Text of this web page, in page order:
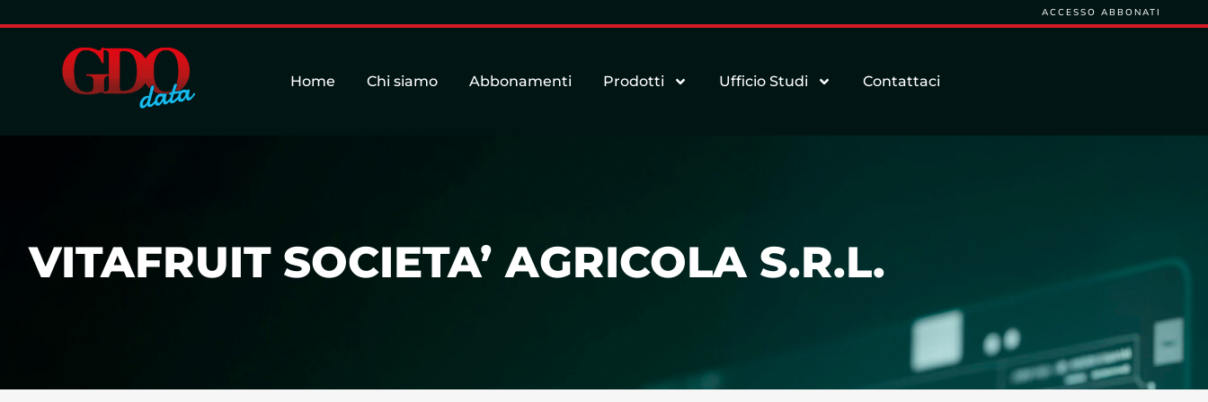
ACCESSO ABBONATI
Home Chi siamo Abbonamenti Prodotti Ufficio Studi Contattaci
VITAFRUIT SOCIETA’ AGRICOLA S.R.L.